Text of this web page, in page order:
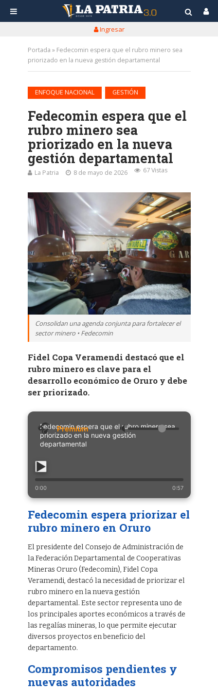
Ingresar
Portada » Fedecomin espera que el rubro minero sea
priorizado en la nueva gestión departamental
ENFOQUE NACIONAL GESTIÓN
Fedecomin espera que el
rubro minero sea
priorizado en la nueva
gestión departamental
La Patria 8 de mayo de 2026 67 Vistas
Consolidan una agenda conjunta para fortalecer el
sector minero • Fedecomin
Fidel Copa Veramendi destacó que el
rubro minero es clave para el
desarrollo económico de Oruro y debe
ser priorizado.
Fedecomin espera que el rubro minero sea
priorizado en la nueva gestión
departamental
🔈
0:00 0:57
Fedecomin espera priorizar el
rubro minero en Oruro
El presidente del Consejo de Administración de
la Federación Departamental de Cooperativas
Mineras Oruro (Fedecomin), Fidel Copa
Veramendi, destacó la necesidad de priorizar el
rubro minero en la nueva gestión
departamental. Este sector representa uno de
los principales aportes económicos a través de
las regalías mineras, lo que permite ejecutar
diversos proyectos en beneficio del
departamento.
Compromisos pendientes y
nuevas autoridades